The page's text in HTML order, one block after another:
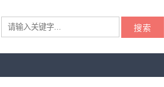
搜索